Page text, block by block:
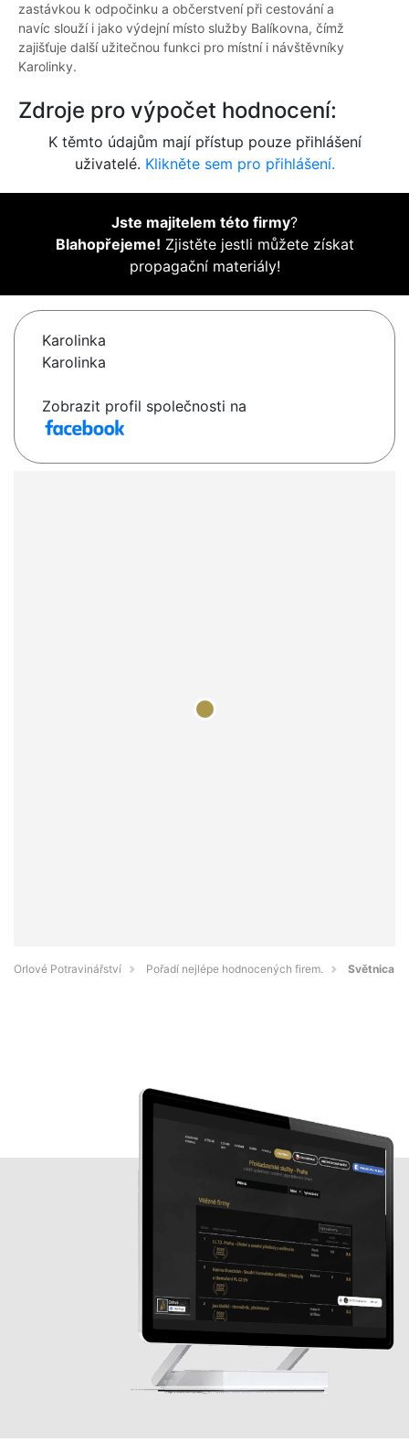
zastávkou k odpočinku a občerstvení při cestování a
navíc slouží i jako výdejní místo služby Balíkovna, čímž
zajišťuje další užitečnou funkci pro místní i návštěvníky
Karolinky.
Zdroje pro výpočet hodnocení:
K těmto údajům mají přístup pouze přihlášení
uživatelé. Klikněte sem pro přihlášení.
Jste majitelem této firmy?
Blahopřejeme! Zjistěte jestli můžete získat
propagační materiály!
Karolinka
Karolinka
Zobrazit profil společnosti na
Orlové Potravinářství Pořadí nejlépe hodnocených firem. Světnica